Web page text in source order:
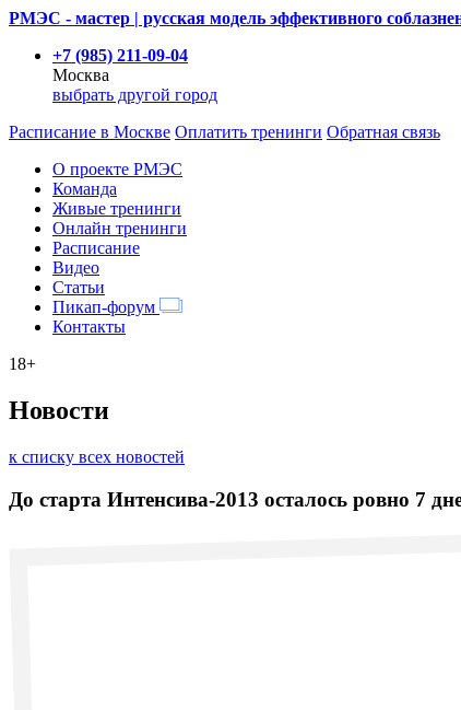
РМЭС - мастер | русская модель эффективного
+7 (985) 211-09-04
Москва
выбрать другой город
Расписание в Москве Оплатить тренинги Обратная связь
О проекте РМЭС
Команда
Живые тренинги
Онлайн тренинги
Расписание
Видео
Статьи
Пикап-форум
Контакты
18+
Новости
к списку всех новостей
До старта Интенсива-2013 осталось ровно 7